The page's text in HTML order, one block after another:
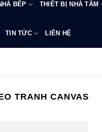
BẾP THIẾT BỊ NHÀ TẮM
TIN TỨC LIÊN HỆ
TRANH CANVAS